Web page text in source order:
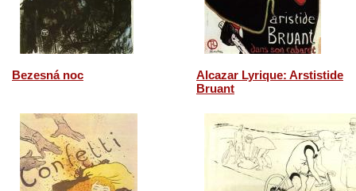
Bezesná noc
Alcazar Lyrique: Arstistide
Bruant